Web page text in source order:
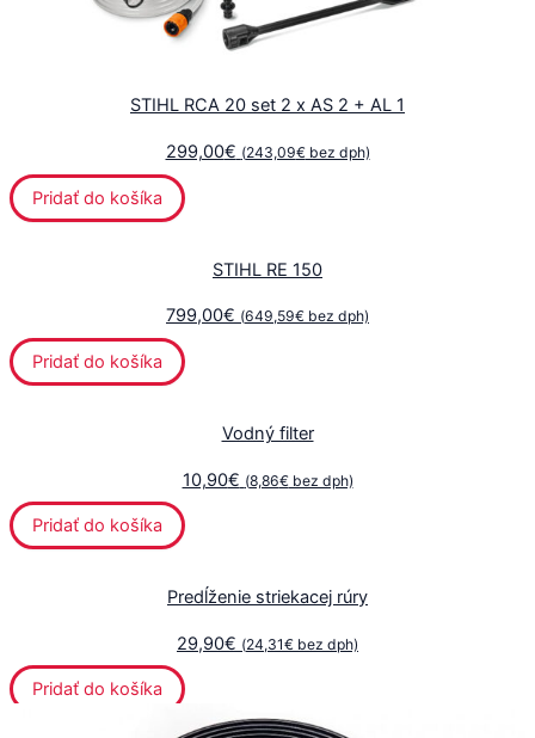
STIHL RCA 20 set 2 x AS 2 + AL 1
299,00€ (243,09€bez dph)
Pridať do košíka
STIHL RE 150
799,00€ (649,59€ bez dph)
Pridať do košíka
Vodný filter
10,90€ (8,86€bez dph)
Pridať do košíka
Predĺženie striekacej rúry
29,90€ (24,31€ bez dph)
Pridať do košíka